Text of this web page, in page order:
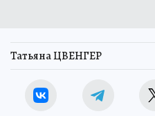
Татьяна ЦВЕНГЕР